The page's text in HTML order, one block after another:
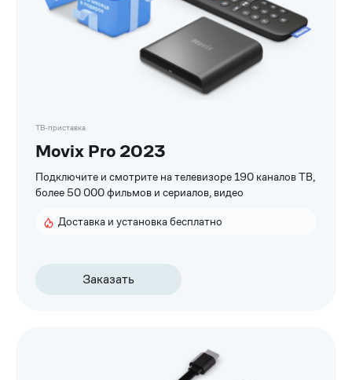
ТВ-приставка
Movix Pro 2023
Подключите и смотрите на телевизоре 190 каналов ТВ,
более 50 000 фильмов и сериалов, видео
Доставка и установка бесплатно
Заказать